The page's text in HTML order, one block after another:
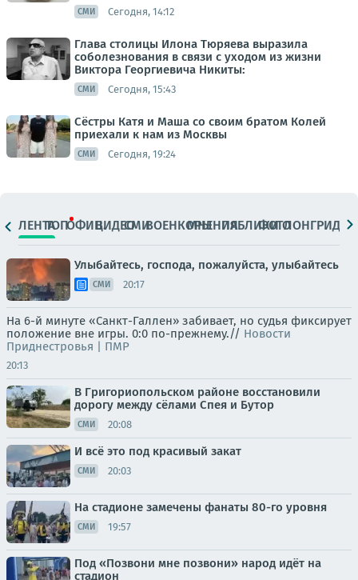
СМИ Сегодня, 14:12
Глава столицы Илона Тюряева выразила
соболезнования в связи с уходом из жизни
Виктора Георгиевича Никиты:
СМИ Сегодня, 15:43
Сёстры Катя и Маша со своим братом Колей
приехали к нам из Москвы
СМИ Сегодня, 19:24
ЛЕНТАТОПОФИЦ.ВИДЕОСМИВОЕНКОРЫМНЕНИЯПАБЛИКИ
ФОТОЛОНГРИДЫ
Улыбайтесь, господа, пожалуйста, улыбайтесь
СМИ 20:17
На 6-й минуте «Санкт-Галлен» забивает, но судья фиксирует
положение вне игры. 0:0 по-прежнему.// Новости
Приднестровья | ПМР
20:13
В Григориопольском районе восстановили
дорогу между сёлами Спея и Бутор
СМИ 20:08
И всё это под красивый закат
СМИ 20:03
На стадионе замечены фанаты 80-го уровня
СМИ 19:57
Под «Позвони мне позвони» народ идёт на
стадион